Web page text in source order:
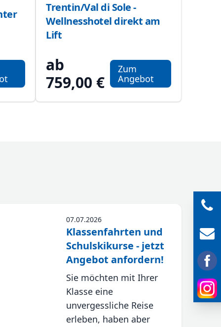
Trentin/Val di Sole -
Wellnesshotel direkt am
Lift
ab
759,00 €
Zum
Angebot
07.07.2026
Klassenfahrten und
Schulskikurse - jetzt
Angebot anfordern!
Sie möchten mit Ihrer
Klasse eine
unvergessliche Reise
erleben, haben aber